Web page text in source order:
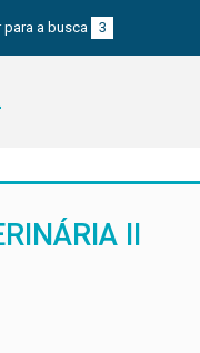
para a busca 3
II